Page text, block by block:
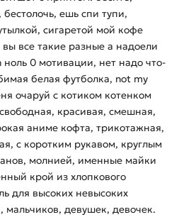
ешь спи тупи,
сигаретой мой кофе
все такие разные а надоели
0 мотивации, нет надо что-
белая футболка, not my
очаруй с котиком котенком
красивая, смешная,
аниме кофта, трикотажная,
с коротким рукавом, круглым
молнией, именные майки
крой из хлопкового
для высоких невысоких
девушек, девочек.